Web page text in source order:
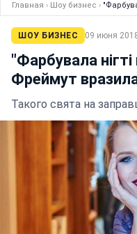
Главная › Шоу бизнес ›
ШОУ БИЗНЕС 09 июня
"Фарбувала
Фреймут
Такого свята на